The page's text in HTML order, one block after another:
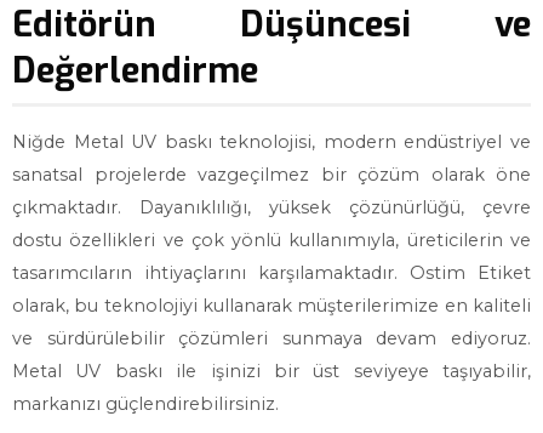
Editörün Düşüncesi ve
Değerlendirme
Niğde Metal UV baskı teknolojisi, modern endüstriyel ve
sanatsal projelerde vazgeçilmez bir çözüm olarak öne
çıkmaktadır. Dayanıklılığı, yüksek çözünürlüğü, çevre
dostu özellikleri ve çok yönlü kullanımıyla, üreticilerin ve
tasarımcıların ihtiyaçlarını karşılamaktadır. Ostim Etiket
olarak, bu teknolojiyi kullanarak müşterilerimize en kaliteli
ve sürdürülebilir çözümleri sunmaya devam ediyoruz.
Metal UV baskı ile işinizi bir üst seviyeye taşıyabilir,
markanızı güçlendirebilirsiniz.